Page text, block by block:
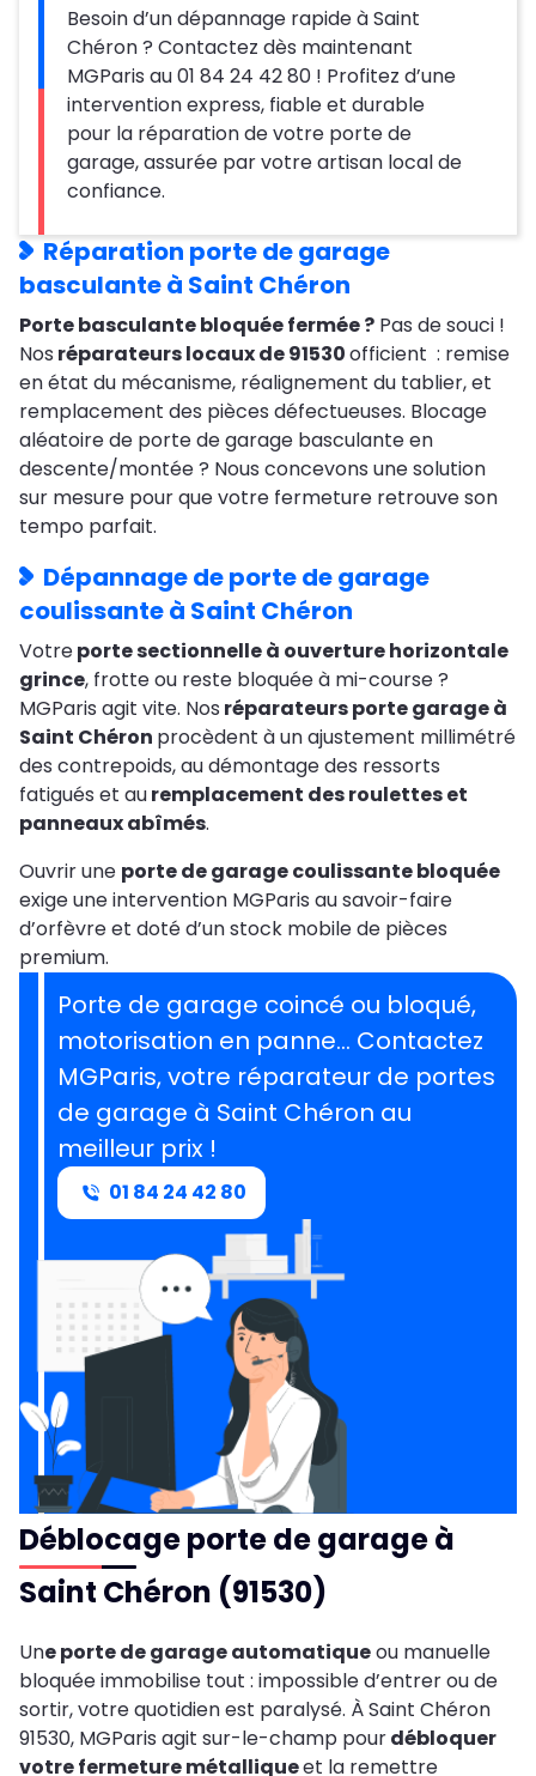
Besoin d’un dépannage rapide à Saint
Chéron ? Contactez dès maintenant
MGParis au 01 84 24 42 80 ! Profitez d’une
intervention express, fiable et durable
pour la réparation de votre porte de
garage, assurée par votre artisan local de
confiance.
Réparation porte de garage
basculante à Saint Chéron
Porte basculante bloquée fermée ? Pas de souci !
Nos réparateurs locaux de 91530officient : remise
en état du mécanisme, réalignement du tablier, et
remplacement des pièces défectueuses. Blocage
aléatoire de porte de garage basculante en
descente/montée ? Nous concevons une solution
sur mesure pour que votre fermeture retrouve son
tempo parfait.
Dépannage de porte de garage
coulissante à Saint Chéron
Votreporte sectionnelle à ouverture horizontale
grince, frotte ou reste bloquée à mi-course ?
MGParis agit vite. Nos réparateurs porte garage à
Saint Chéron procèdent à un ajustement millimétré
des contrepoids, au démontage des ressorts
fatigués et auremplacement des roulettes et
panneaux abîmés.
Ouvrir une porte de garage coulissante bloquée
exige une intervention MGParis au savoir-faire
d’orfèvre et doté d’un stock mobile de pièces
premium.
Porte de garage coincé ou bloqué,
motorisation en panne… Contactez
MGParis, votre réparateur de portes
de garage à Saint Chéron au
meilleur prix !
01 84 24 42 80
Déblocage porte de garage à
Saint Chéron (91530)
Une porte de garage automatiqueou manuelle
bloquée immobilise tout : impossible d’entrer ou de
sortir, votre quotidien est paralysé. À Saint Chéron
91530, MGParis agit sur-le-champ pourdébloquer
votre fermeture métalliqueet la remettre